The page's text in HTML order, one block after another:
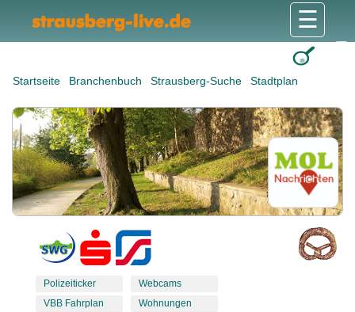
Startseite Branchenbuch Strausberg-Suche Stadtplan
☰
Polizeiticker
VBB Fahrplan
Webcams
Wohnungen